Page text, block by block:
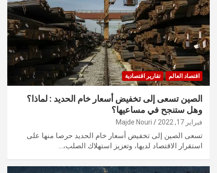
اقتصاد العالم تقارير اقتصادية
الصين تسعى إلى تخفيض أسعار خام الحديد : لماذا؟
وهل ستنجح في مساعيها؟
فبراير 17, 2022 Majde Nouri
تسعى الصين إلى تخفيض أسعار خام الحديد حرصا منها على
استقرار الاقتصاد لديها، وتعزيز استهلاك الصلب،…